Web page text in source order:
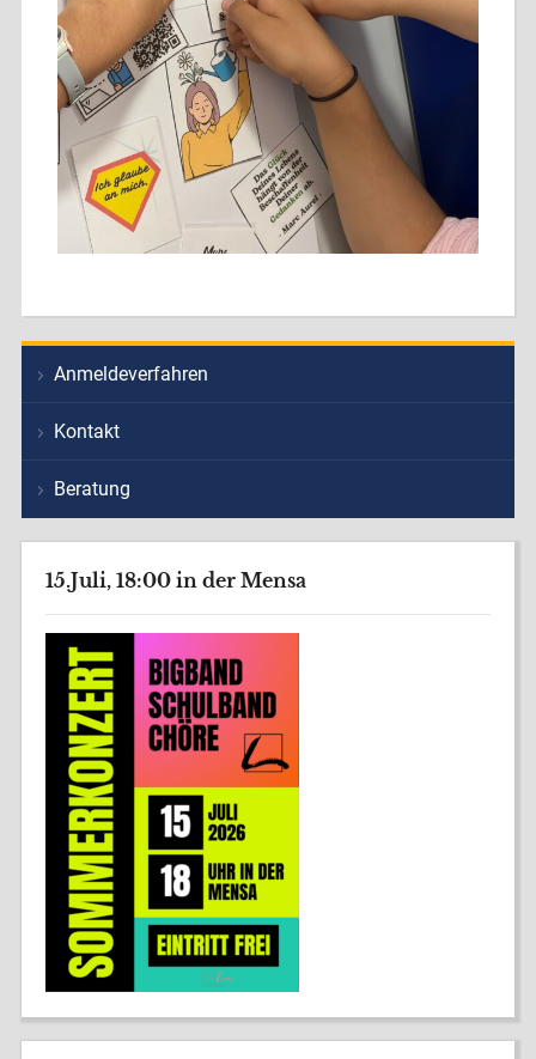
Anmeldeverfahren
Kontakt
Beratung
15.Juli, 18:00 in der Mensa